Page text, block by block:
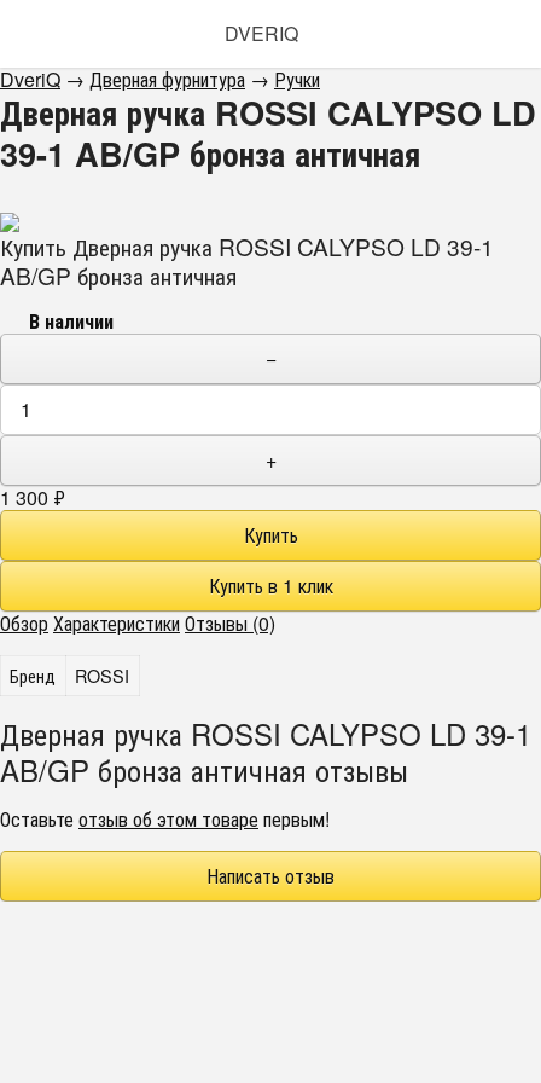
DVERIQ
DveriQ → Дверная фурнитура → Ручки
Дверная ручка ROSSI CALYPSO LD
39-1 AB/GP бронза античная
Купить Дверная ручка ROSSI CALYPSO LD 39-1
AB/GP бронза античная
В наличии
−
+
1 300 ₽
ОбзорХарактеристикиОтзывы (0)
Бренд ROSSI
Дверная ручка ROSSI CALYPSO LD 39-1
AB/GP бронза античная отзывы
Оставьтеотзыв об этом товарепервым!
Написать отзыв